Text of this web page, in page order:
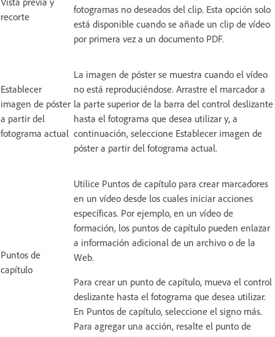
recorte
fotogramas no deseados del clip. Esta opción solo
está disponible cuando se añade un clip de vídeo
por primera vez a un documento PDF.
Establecer
imagen de póster
a partir del
fotograma actual
La imagen de póster se muestra cuando el vídeo
no está reproduciéndose. Arrastre el marcador a
la parte superior de la barra del control deslizante
hasta el fotograma que desea utilizar y, a
continuación, seleccione Establecer imagen de
póster a partir del fotograma actual.
Puntos de
capítulo
Utilice Puntos de capítulo para crear marcadores
en un vídeo desde los cuales iniciar acciones
específicas. Por ejemplo, en un vídeo de
formación, los puntos de capítulo pueden enlazar
a información adicional de un archivo o de la
Web.
Para crear un punto de capítulo, mueva el control
deslizante hasta el fotograma que desea utilizar.
En Puntos de capítulo, seleccione el signo más.
Para agregar una acción, resalte el punto de